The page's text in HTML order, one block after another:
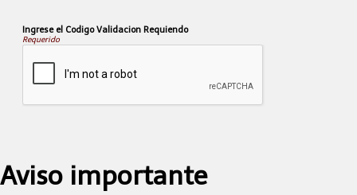
Ingrese el Codigo Validacion Requiendo
Requerido
Aviso importante